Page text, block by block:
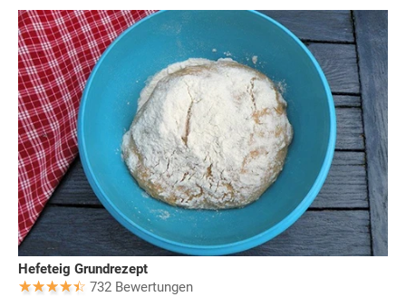
Hefeteig Grundrezept
732 Bewertungen